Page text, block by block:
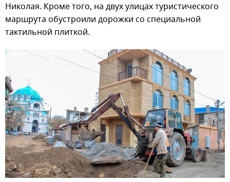
Николая. Кроме того, на двух улицах туристического
маршрута обустроили дорожки со специальной
тактильной плиткой.